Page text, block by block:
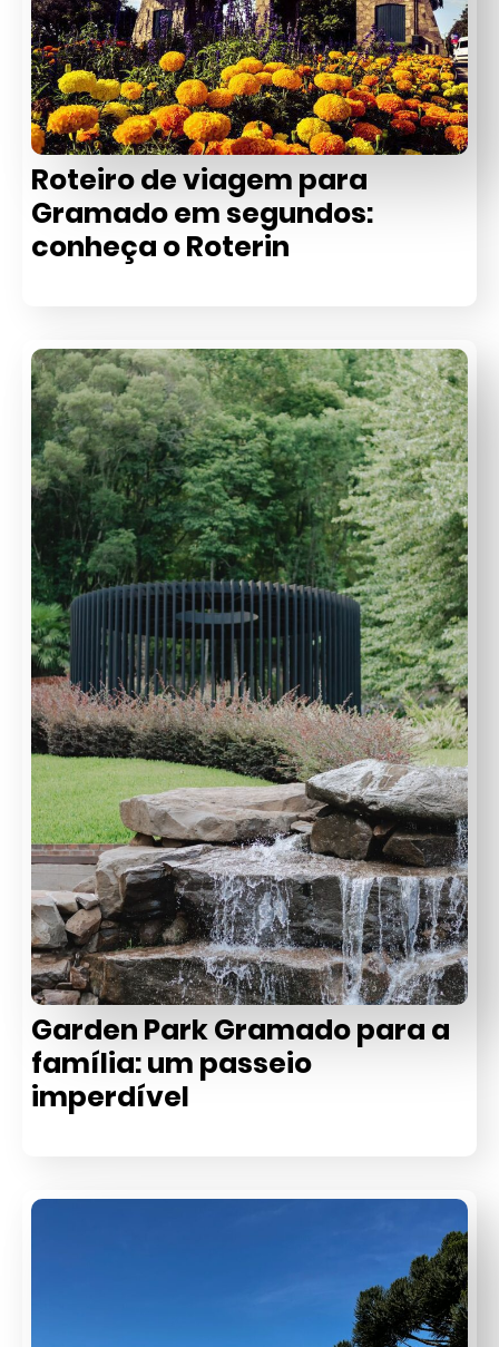
Roteiro de viagem para
Gramado em segundos:
conheça o Roterin
Garden Park Gramado para a
família: um passeio
imperdível